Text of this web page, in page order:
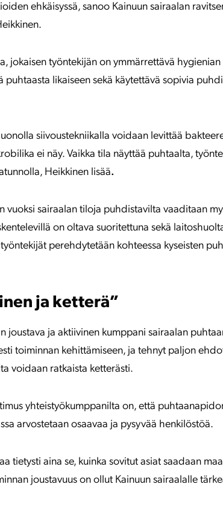
ehkäisyssä, sanoo Kainuun sairaalan
jokaisen työntekijän on ymmärrettävä hygienian
puhtaasta likaiseen sekä käytettävä sopivia
siivoustekniikalla voidaan levittää
ei näy. Vaikka tila näyttää puhtaalta,
Heikkinen lisää.
vuoksi sairaalan tiloja puhdistavilta vaaditaan
on oltava suoritettuna sekä
perehdytetään kohteessa kyseisten
ja ketterä”
joustava ja aktiivinen kumppani sairaalan
toiminnan kehittämiseen, ja tehnyt paljon
voidaan ratkaista ketterästi.
yhteistyökumppanilta on, että
arvostetaan osaavaa ja pysyvää henkilöstöä.
tietysti aina se, kuinka sovitut asiat saadaan
joustavuus on ollut Kainuun sairaalalle